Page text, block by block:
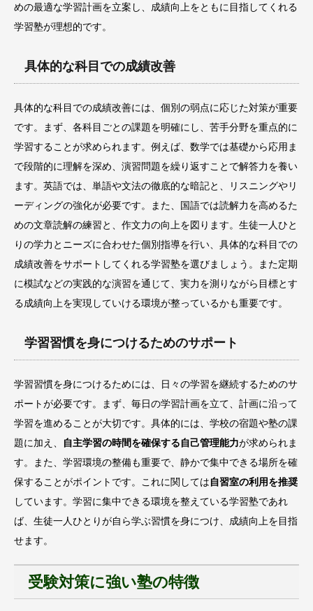
めの最適な学習計画を立案し、成績向上をともに目指してくれる
学習塾が理想的です。
具体的な科目での成績改善
具体的な科目での成績改善には、個別の弱点に応じた対策が重要
です。まず、各科目ごとの課題を明確にし、苦手分野を重点的に
学習することが求められます。例えば、数学では基礎から応用ま
で段階的に理解を深め、演習問題を繰り返すことで解答力を養い
ます。英語では、単語や文法の徹底的な暗記と、リスニングやリ
ーディングの強化が必要です。また、国語では読解力を高めるた
めの文章読解の練習と、作文力の向上を図ります。生徒一人ひと
りの学力とニーズに合わせた個別指導を行い、具体的な科目での
成績改善をサポートしてくれる学習塾を選びましょう。また定期
に模試などの実践的な演習を通じて、実力を測りながら目標とす
る成績向上を実現していける環境が整っているかも重要です。
学習習慣を身につけるためのサポート
学習習慣を身につけるためには、日々の学習を継続するためのサ
ポートが必要です。まず、毎日の学習計画を立て、計画に沿って
学習を進めることが大切です。具体的には、学校の宿題や塾の課
題に加え、
自主学習の時間を確保する自己管理能力が求められま
す。また、学習環境の整備も重要で、静かで集中できる場所を確
保することがポイントです。これに関しては自習室の利用を推奨
しています。学習に集中できる環境を整えている学習塾であれ
ば、生徒一人ひとりが自ら学ぶ習慣を身につけ、成績向上を目指
せます。
受験対策に強い塾の特徴